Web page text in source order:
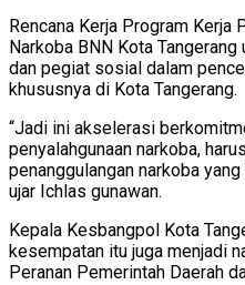
Rencana Kerja Program
Narkoba BNN Kota
dan pegiat sosial dalam
khususnya di Kota Tangerang.
“Jadi ini akselerasi
penyalahgunaan narkoba,
penanggulangan narkoba
ujar Ichlas gunawan.
Kepala Kesbangpol Kota
kesempatan itu juga menjadi
Peranan Pemerintah Daerah